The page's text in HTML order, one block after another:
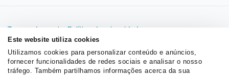
Este website utiliza cookies
Utilizamos cookies para personalizar conteúdo e anúncios,
fornecer funcionalidades de redes sociais e analisar o nosso
tráfego. Também partilhamos informações acerca da sua
Termos de serviço Política de privacidade
Segurança e privacidade da SendPulse
Acordo de processamento de dados
Copyright © 2015 - 2026. SendPulse. Todos os direitos